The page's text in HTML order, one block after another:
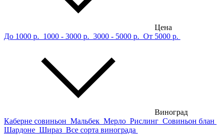
Цена
До 1000 р. 1000 - 3000 р. 3000 - 5000 р. От 5000 р.
Виноград
Каберне совиньон Мальбек Мерло Рислинг Совиньон блан
Шардоне Шираз Все сорта винограда